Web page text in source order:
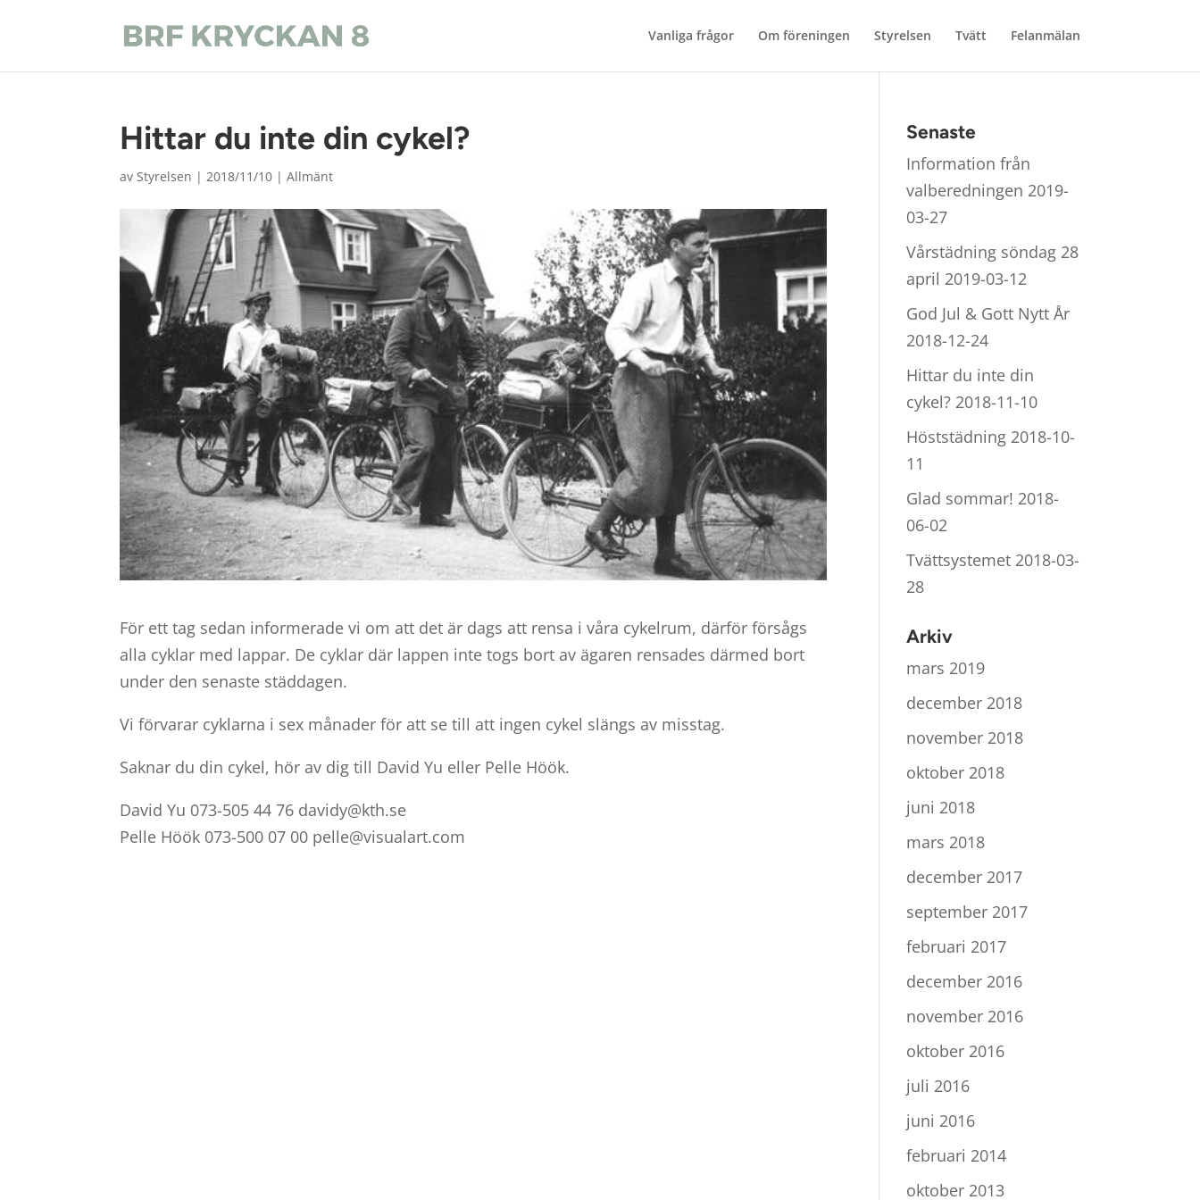
Vanliga frågor Om föreningen Styrelsen Tvätt Felanmälan
Hittar du inte din cykel?
avStyrelsen |2018/11/10 |Allmänt
För ett tag sedan informerade vi om att det är dags att rensa i våra cykelrum, därför försågs
alla cyklar med lappar. De cyklar där lappen inte togs bort av ägaren rensades därmed bort
under den senaste städdagen.
Vi förvarar cyklarna i sex månader för att se till att ingen cykel slängs av misstag.
Saknar du din cykel, hör av dig till David Yu eller Pelle Höök.
David Yu 073-505 44 76 davidy@kth.se
Pelle Höök 073-500 07 00 pelle@visualart.com
Senaste
Information från
valberedningen 2019-
03-27
Vårstädning söndag 28
april 2019-03-12
God Jul & Gott Nytt År
2018-12-24
Hittar du inte din
cykel? 2018-11-10
Höststädning 2018-10-
11
Glad sommar! 2018-
06-02
Tvättsystemet 2018-03-
28
Arkiv
mars 2019
december 2018
november 2018
oktober 2018
juni 2018
mars 2018
december 2017
september 2017
februari 2017
december 2016
november 2016
oktober 2016
juli 2016
juni 2016
februari 2014
oktober 2013